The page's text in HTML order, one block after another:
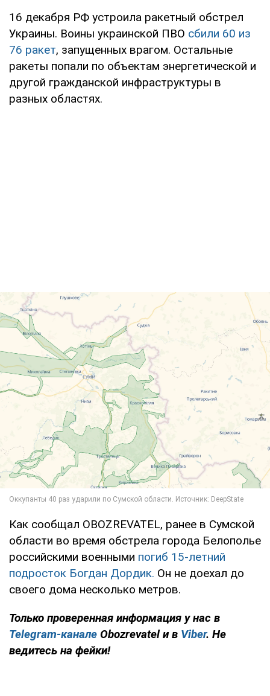
16 декабря РФ устроила ракетный обстрел
Украины. Воины украинской ПВО сбили 60 из
76 ракет, запущенных врагом. Остальные
ракеты попали по объектам энергетической и
другой гражданской инфраструктуры в
разных областях.
Как сообщал OBOZREVATEL, ранее в Сумской
области во время обстрела города Белополье
российскими военными погиб 15-летний
подросток Богдан Дордик. Он не доехал до
своего дома несколько метров.
Только проверенная информация у нас в
Telegram-канале Obozrevatel и в Viber. Не
ведитесь на фейки!